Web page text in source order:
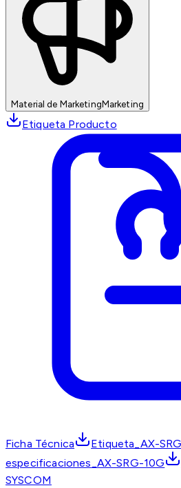
Material de MarketingMarketing
Etiqueta Producto
Ficha Técnica Etiqueta_AX-
especificaciones_AX-SRG-10G
SYSCOM